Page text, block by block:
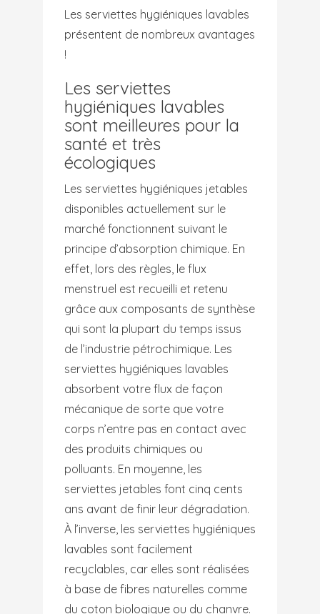
Les serviettes hygiéniques lavables
présentent de nombreux avantages
!
Les serviettes
hygiéniques lavables
sont meilleures pour la
santé et très
écologiques
Les serviettes hygiéniques jetables
disponibles actuellement sur le
marché fonctionnent suivant le
principe d’absorption chimique. En
effet, lors des règles, le flux
menstruel est recueilli et retenu
grâce aux composants de synthèse
qui sont la plupart du temps issus
de l’industrie pétrochimique. Les
serviettes hygiéniques lavables
absorbent votre flux de façon
mécanique de sorte que votre
corps n’entre pas en contact avec
des produits chimiques ou
polluants. En moyenne, les
serviettes jetables font cinq cents
ans avant de finir leur dégradation.
À l’inverse, les serviettes hygiéniques
lavables sont facilement
recyclables, car elles sont réalisées
à base de fibres naturelles comme
du coton biologique ou du chanvre.